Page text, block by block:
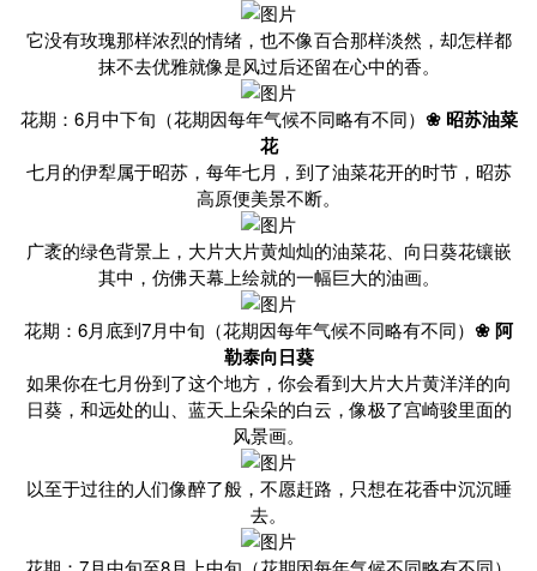
它没有玫瑰那样浓烈的情绪，也不像百合那样淡然，却怎样都
抹不去优雅就像是风过后还留在心中的香。
花期：6月中下旬（花期因每年气候不同略有不同） ❀ 昭苏油菜
花
七月的伊犁属于昭苏，每年七月，到了油菜花开的时节，昭苏
高原便美景不断。
广袤的绿色背景上，大片大片黄灿灿的油菜花、向日葵花镶嵌
其中，仿佛天幕上绘就的一幅巨大的油画。
花期：6月底到7月中旬（花期因每年气候不同略有不同） ❀ 阿
勒泰向日葵
如果你在七月份到了这个地方，你会看到大片大片黄洋洋的向
日葵，和远处的山、蓝天上朵朵的白云，像极了宫崎骏里面的
风景画。
以至于过往的人们像醉了般，不愿赶路，只想在花香中沉沉睡
去。